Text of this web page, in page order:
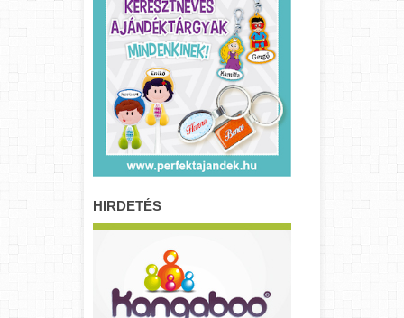
HIRDETÉS